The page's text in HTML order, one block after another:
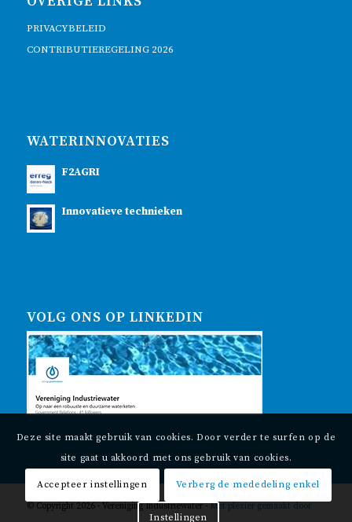
PRIVACYBELEID
CONTRIBUTIEREGELING 2026
WATERINNOVATIES
F2AGRI
Innovatieve technieken
VOLG ONS OP LINKEDIN
© Copyright 2026 - Vereniging Industriewater -Met plezier gemaakt door
Deze site maakt gebruik van cookies. Door verder te surfen op de
site gaat u akkoord met ons gebruik van cookies.
Accepteer instellingen Verberg de mededeling enkel
Instellingen